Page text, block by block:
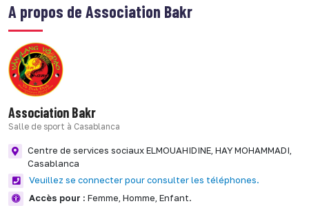
A propos de Association Bakr
Association Bakr
Salle de sport à Casablanca
Centre de services sociaux ELMOUAHIDINE, HAY MOHAMMADI,
Casablanca
Veuillez se connecter pour consulter les téléphones.
Accès pour : Femme, Homme, Enfant.